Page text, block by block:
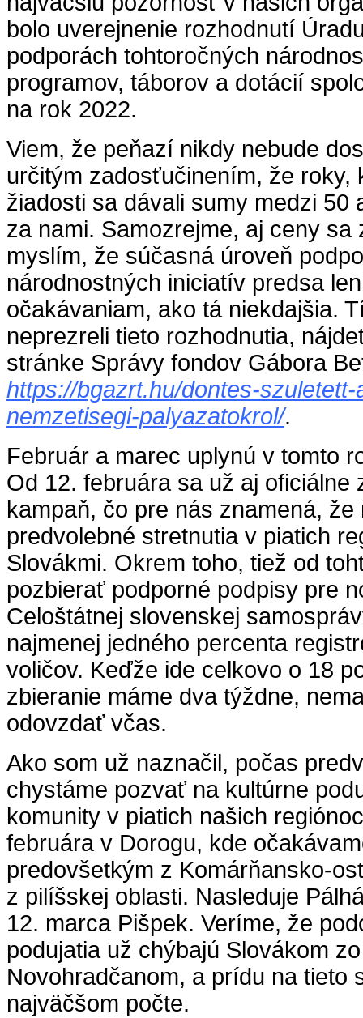
bolo uverejnenie rozhodnutí
podporách tohtoročných
programov, táborov a dotácií
na rok 2022.
Viem, že peňazí nikdy nebude
určitým zadosťučinením, že roky,
žiadosti sa dávali sumy medzi 50
za nami. Samozrejme, aj ceny sa
myslím, že súčasná úroveň
národnostných iniciatív predsa
očakávaniam, ako tá niekdajšia.
neprezreli tieto rozhodnutia,
stránke Správy fondov Gábora
https://bgazrt.hu/dontes-
nemzetisegi-palyazatokrol/.
Február a marec uplynú v tomto
Od 12. februára sa už aj oficiálne
kampaň, čo pre nás znamená,
predvolebné stretnutia v piatich
Slovákmi. Okrem toho, tiež od
pozbierať podporné podpisy pre
Celoštátnej slovenskej
najmenej jedného percenta
voličov. Keďže ide celkovo o 18
zbieranie máme dva týždne,
odovzdať včas.
Ako som už naznačil, počas
chystáme pozvať na kultúrne
komunity v piatich našich
februára v Dorogu, kde
predovšetkým z Komárňansko-
z pilíšskej oblasti. Nasleduje
12. marca Pišpek. Veríme, že
podujatia už chýbajú Slovákom
Novohradčanom, a prídu na tieto
najväčšom počte.